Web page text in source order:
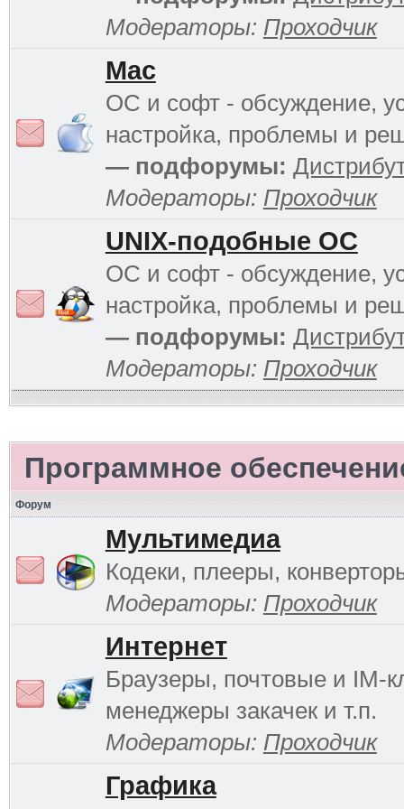
Модераторы: Проходчик
Mac
ОС и софт - обсуждение,
настройка, проблемы и
— подфорумы:
Модераторы: Проходчик
UNIX-подобные ОС
ОС и софт - обсуждение,
настройка, проблемы и
— подфорумы:
Модераторы: Проходчик
Программное
Форум
Мультимедиа
Кодеки, плееры,
Модераторы: Проходчик
Интернет
Браузеры, почтовые и IM-
менеджеры закачек и т.п.
Модераторы: Проходчик
Графика